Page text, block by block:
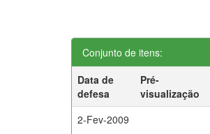
Conjunto de itens:
Data de
defesa
Pré-
visualização
2-Fev-2009